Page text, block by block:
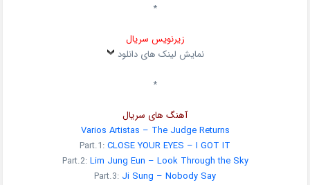
*
زیرنویس سریال
نمایش لینک های دانلود
*
آهنگ های سریال
Varios Artistas – The Judge Returns
Part.1:CLOSE YOUR EYES – I GOT IT
Part.2:Lim Jung Eun – Look Through the Sky
Part.3: Ji Sung – Nobody Say